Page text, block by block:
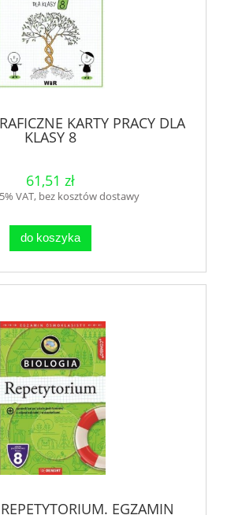
KARTY PRACY DLA
KLASY 8
61,51 zł
VAT, bez kosztów dostawy
do koszyka
EGZAMIN